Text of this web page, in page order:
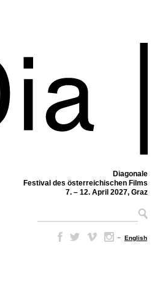
Diagonale
Festival des österreichischen Films
7. – 12. April 2027, Graz
– English